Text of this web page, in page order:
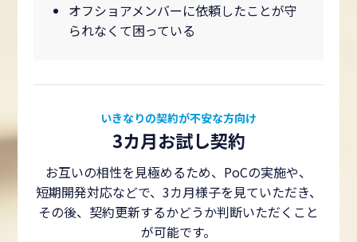
オフショアメンバーに依頼したことが守
られなくて困っている
いきなりの契約が不安な方向け
3カ月お試し契約
お互いの相性を見極めるため、PoCの実施や、
短期開発対応などで、3カ月様子を見ていただき、
その後、契約更新するかどうか判断いただくこと
が可能です。